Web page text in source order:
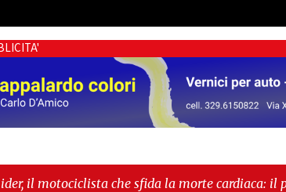
sfida la morte cardiaca: il progetto del dottor